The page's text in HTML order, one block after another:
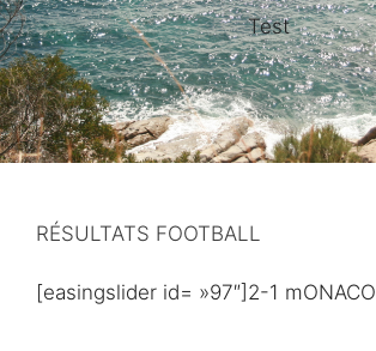
Test
RÉSULTATS FOOTBALL
[easingslider id= »97″]2-1 mONACO